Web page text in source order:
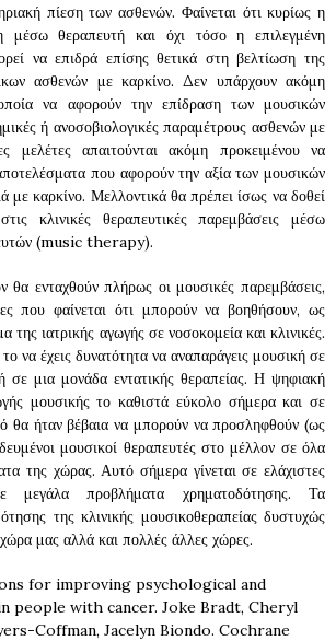
πίεση των ασθενών. Φαίνεται ότι κυρίως η
μέσω θεραπευτή και όχι τόσο η επιλεγμένη
να επιδρά επίσης θετικά στη βελτίωση της
ασθενών με καρκίνο. Δεν υπάρχουν ακόμη
να αφορούν την επίδραση των μουσικών
ή ανοσοβιολογικές παραμέτρους ασθενών με
μελέτες απαιτούνται ακόμη προκειμένου να
που αφορούν την αξία των μουσικών
με καρκίνο. Μελλοντικά θα πρέπει ίσως να δοθεί
κλινικές θεραπευτικές παρεμβάσεις μέσω
(music therapy).
θα ενταχθούν πλήρως οι μουσικές παρεμβάσεις,
που φαίνεται ότι μπορούν να βοηθήσουν, ως
της ιατρικής αγωγής σε νοσοκομεία και κλινικές.
το να έχεις δυνατότητα να αναπαράγεις μουσική σε
μια μονάδα εντατικής θεραπείας. Η ψηφιακή
μουσικής το καθιστά εύκολο σήμερα και σε
θα ήταν βέβαια να μπορούν να προσληφθούν (ως
μουσικοί θεραπευτές στο μέλλον σε όλα
της χώρας. Αυτό σήμερα γίνεται σε ελάχιστες
μεγάλα προβλήματα χρηματοδότησης. Τα
της κλινικής μουσικοθεραπείας δυστυχώς
μας αλλά και πολλές άλλες χώρες.
for improving psychological and
people with cancer. Joke Bradt, Cheryl
Coffman, Jacelyn Biondo. Cochrane